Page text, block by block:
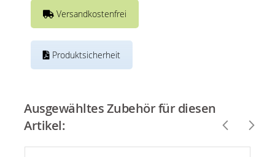
Versandkostenfrei
Produktsicherheit
Ausgewähltes Zubehör für diesen
Artikel: